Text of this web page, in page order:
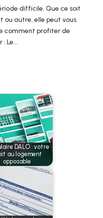
difficile. Que ce soit
ou autre, elle peut vous
comment profiter de
Le...
DALO : votre
au logement
opposable